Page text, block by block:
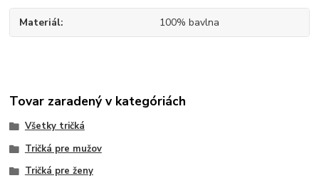
Materiál 100% bavlna
Tovar zaradený v kategóriách
Všetky tričká
Tričká pre mužov
Tričká pre ženy